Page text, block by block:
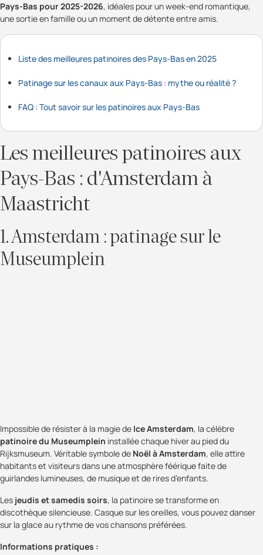
Pays-Bas pour 2025-2026, idéales pour un week-end romantique,
une sortie en famille ou un moment de détente entre amis.
Liste des meilleures patinoires des Pays-Bas en 2025
Patinage sur les canaux aux Pays-Bas : mythe ou réalité ?
FAQ : Tout savoir sur les patinoires aux Pays-Bas
Les meilleures patinoires aux
Pays-Bas : d'Amsterdam à
Maastricht
1. Amsterdam : patinage sur le
Museumplein
Impossible de résister à la magie de Ice Amsterdam, la célèbre
patinoire du Museumplein installée chaque hiver au pied du
Rijksmuseum. Véritable symbole de Noël à Amsterdam, elle attire
habitants et visiteurs dans une atmosphère féérique faite de
guirlandes lumineuses, de musique et de rires d’enfants.
Les jeudis et samedis soirs, la patinoire se transforme en
discothèque silencieuse. Casque sur les oreilles, vous pouvez danser
sur la glace au rythme de vos chansons préférées.
Informations pratiques :